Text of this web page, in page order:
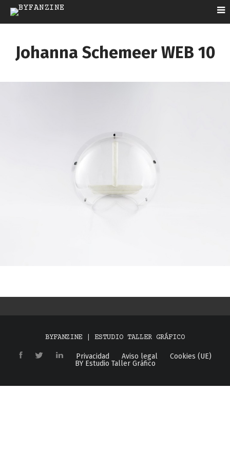
Johanna Schemeer WEB 10
BYFANZINE | ESTUDIO TALLER GRÁFICO
Privacidad Aviso legal
Cookies (UE)
BY Estudio Taller Gráfico